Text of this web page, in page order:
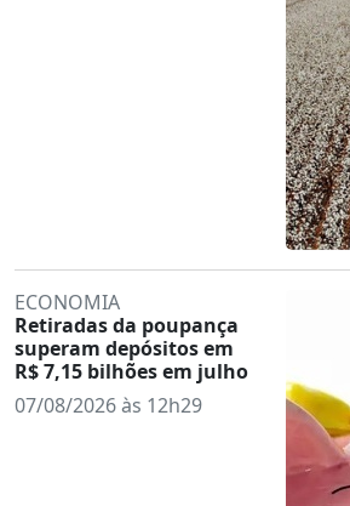
ECONOMIA
Retiradas da poupança
superam depósitos em
R$ 7,15 bilhões em julho
07/08/2026 às 12h29